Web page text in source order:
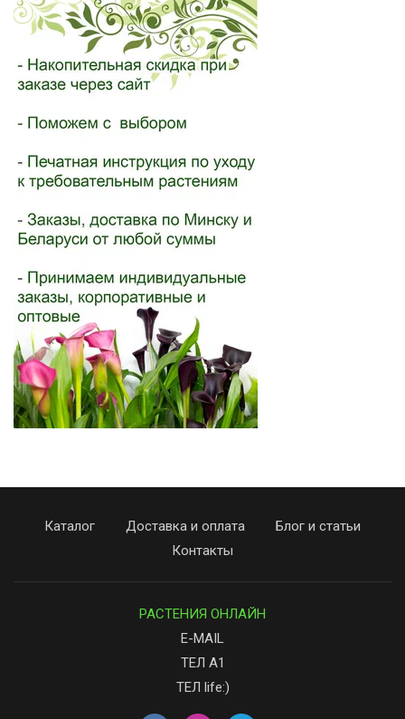
Каталог Доставка и оплата
Блог и статьи
Контакты
РАСТЕНИЯ ОНЛАЙН
E-MAIL
ТЕЛ А1
ТЕЛ life:)